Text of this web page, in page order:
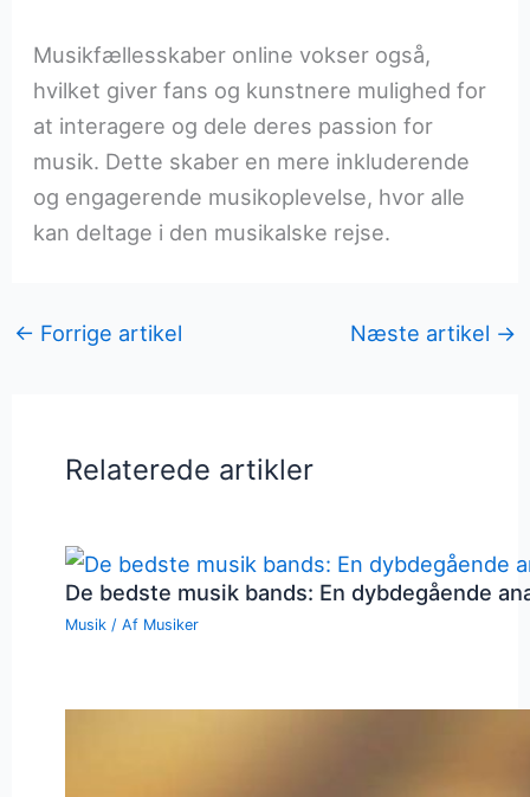
Musikfællesskaber online vokser også,
hvilket giver fans og kunstnere mulighed for
at interagere og dele deres passion for
musik. Dette skaber en mere inkluderende
og engagerende musikoplevelse, hvor alle
kan deltage i den musikalske rejse.
← Forrige artikel Næste artikel →
Relaterede artikler
De bedste musik bands: En dybdegående
Musik / Af Musiker